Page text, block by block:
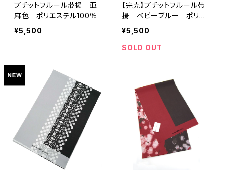
プチットフルール帯揚 亜
麻色 ポリエステル100％
¥5,500
【完売】プチットフルール帯
揚 ベビーブルー ポリエ
ステル100％
¥5,500
SOLD OUT